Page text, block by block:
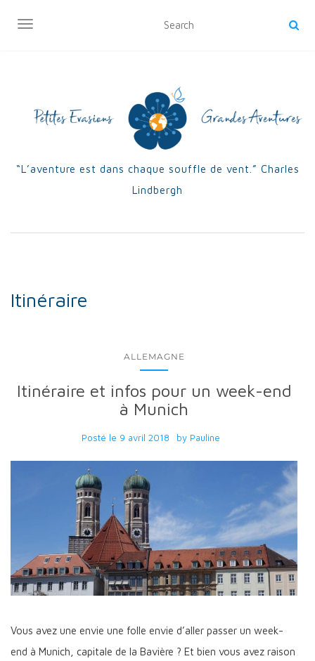
OUVRIR/FERMER LA NAVIGATION
“L’aventure est dans chaque souffle de vent.” Charles
Lindbergh
Itinéraire
ALLEMAGNE
Itinéraire et infos pour un week-end
à Munich
Posté le 9 avril 2018 by Pauline
Vous avez une envie une folle envie d’aller passer un week-
end à Munich, capitale de la Bavière ? Et bien vous avez raison